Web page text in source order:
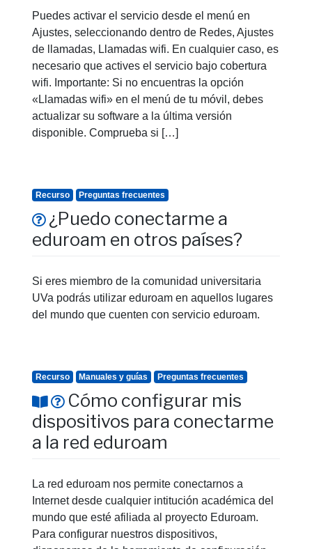
Puedes activar el servicio desde el menú en
Ajustes, seleccionando dentro de Redes, Ajustes
de llamadas, Llamadas wifi. En cualquier caso, es
necesario que actives el servicio bajo cobertura
wifi. Importante: Si no encuentras la opción
«Llamadas wifi» en el menú de tu móvil, debes
actualizar su software a la última versión
disponible. Comprueba si […]
Recurso Preguntas frecuentes
¿Puedo conectarme a
eduroam en otros países?
Si eres miembro de la comunidad universitaria
UVa podrás utilizar eduroam en aquellos lugares
del mundo que cuenten con servicio eduroam.
Recurso Manuales y guías Preguntas frecuentes
Cómo configurar mis
dispositivos para conectarme
a la red eduroam
La red eduroam nos permite conectarnos a
Internet desde cualquier intitución académica del
mundo que esté afiliada al proyecto Eduroam.
Para configurar nuestros dispositivos,